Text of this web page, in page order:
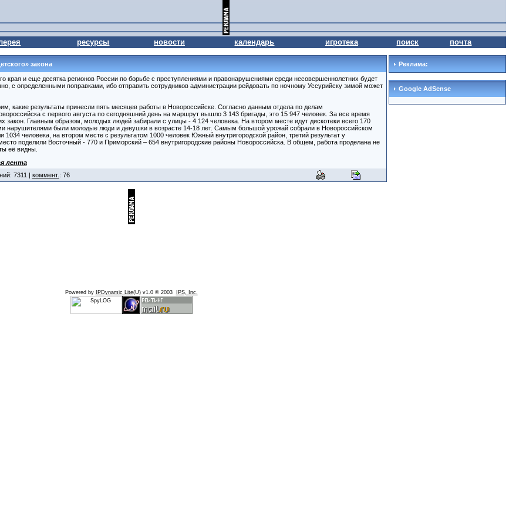
ресурсы новости календарь игротека поиск почта
закона
края и еще десятка регионов России по борьбе с преступлениями и правонарушениями среди несовершеннолетних будет
с определенными поправками, ибо отправить сотрудников администрации рейдовать по ночному Уссурийску зимой может
какие результаты принесли пять месяцев работы в Новороссийске. Согласно данным отдела по делам
с первого августа по сегодняшний день на маршрут вышло 3 143 бригады, это 15 947 человек. За все время
закон. Главным образом, молодых людей забирали с улицы - 4 124 человека. На втором месте идут дискотеки всего 170
нарушителями были молодые люди и девушки в возрасте 14-18 лет. Самым большой урожай собрали в Новороссийском
1034 человека, на втором месте с результатом 1000 человек Южный внутригородской район, третий результат у
поделили Восточный - 770 и Приморский – 654 внутригородские районы Новороссийска. В общем, работа проделана не
её видны.
лента
7311 | коммент. : 76
Реклама:
Google AdSense
Powered by IPDynamic Lite(U) v1.0 © 2003 IPS, Inc.